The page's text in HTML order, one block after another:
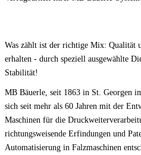
Was zählt ist der richtige Mix: Qualität
erhalten - durch speziell ausgewählte
Stabilität!
MB Bäuerle, seit 1863 in St. Georgen
sich seit mehr als 60 Jahren mit der
Maschinen für die
richtungsweisende Erfindungen und
Automatisierung in Falzmaschinen